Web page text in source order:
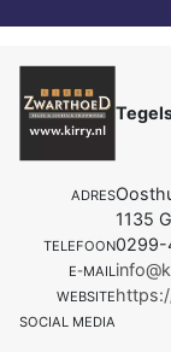
ADRES
1135
TELEFOON0299-
E-MAIL
WEBSITE
SOCIAL MEDIA